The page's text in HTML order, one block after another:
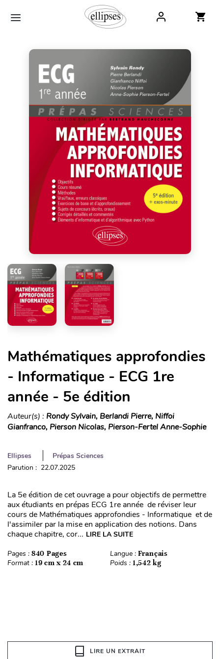
Mathématiques approfondies
- Informatique - ECG 1re
année - 5e édition
Auteur(s) : Rondy Sylvain, Berlandi Pierre, Niffoi
Gianfranco, Pierson Nicolas, Pierson-Fertel Anne-Sophie
Ellipses
Prépas Sciences
Parution : 22.07.2025
La 5e édition de cet ouvrage a pour objectifs de permettre
aux étudiants en prépas ECG 1re année de réviser leur
cours de Mathématiques approfondies - Informatique et de
l'assimiler par la mise en application des notions. Dans
chaque chapitre, cor... LIRE LA SUITE
Pages : 840 Pages Langue : Français
Format : 19 cm x 24 cm Poids : 1,542 kg
LIRE UN EXTRAIT